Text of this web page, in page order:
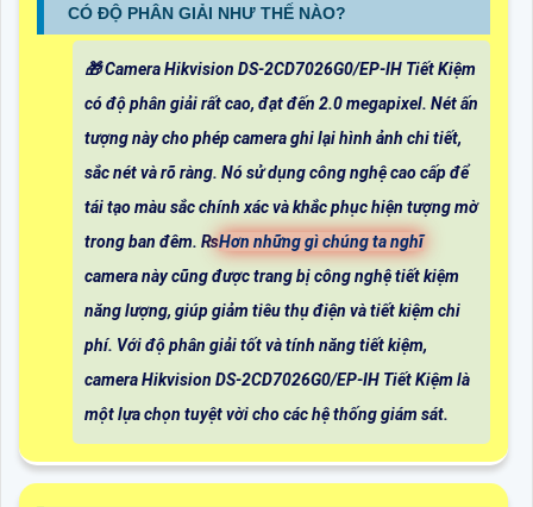
CÓ ĐỘ PHÂN GIẢI NHƯ THẾ NÀO?
🎁 Camera Hikvision DS-2CD7026G0/EP-IH Tiết Kiệm
có độ phân giải rất cao, đạt đến 2.0 megapixel. Nét ấn
tượng này cho phép camera ghi lại hình ảnh chi tiết,
sắc nét và rõ ràng. Nó sử dụng công nghệ cao cấp để
tái tạo màu sắc chính xác và khắc phục hiện tượng mờ
trong ban đêm. ₨Hơn những gì chúng ta nghĩ
camera này cũng được trang bị công nghệ tiết kiệm
năng lượng, giúp giảm tiêu thụ điện và tiết kiệm chi
phí. Với độ phân giải tốt và tính năng tiết kiệm,
camera Hikvision DS-2CD7026G0/EP-IH Tiết Kiệm là
một lựa chọn tuyệt vời cho các hệ thống giám sát.